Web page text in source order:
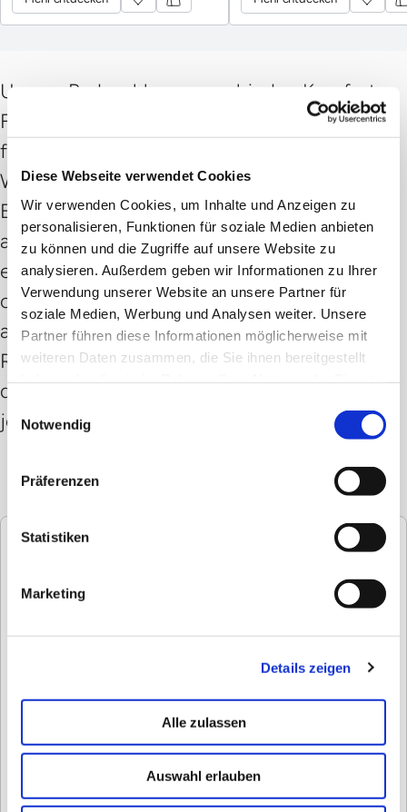
Diese Webseite verwendet Cookies
Wir verwenden Cookies, um Inhalte und Anzeigen zu
personalisieren, Funktionen für soziale Medien anbieten
zu können und die Zugriffe auf unsere Website zu
analysieren. Außerdem geben wir Informationen zu Ihrer
Verwendung unserer Website an unsere Partner für
soziale Medien, Werbung und Analysen weiter. Unsere
Partner führen diese Informationen möglicherweise mit
weiteren Daten zusammen, die Sie ihnen bereitgestellt
Notwendig
Präferenzen
Statistiken
Marketing
Details zeigen
Alle zulassen
Auswahl erlauben
entlasten die Gelenke sanft.
Unsere Badeschlappen verbinden Komfort,
Funktionalität und modernes Design – ideal
für entspannte Stunden im Spa oder
Wellnessbereich. Das leichte, wasserfeste
EVA-Material sorgt für sicheren Halt und ein
angenehmes Tragegefühl. Dank der
ergonomischen Form werden die Füsse
optimal unterstützt, die Schritte sanft
abgefedert und die Gelenke entlastet.
Rutschfest, bequem und langlebig bieten
diese Badeschlappen höchsten Komfort bei
jedem Schritt.
Rutsch- & wasserfest für sicheren Halt
Variante: